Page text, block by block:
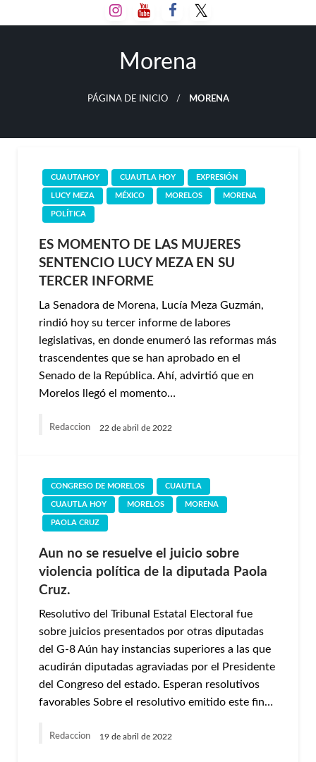
al
Morena
PÁGINA DE INICIO MORENA
CUAUTAHOY CUAUTLA HOY EXPRESIÓN
LUCY MEZA MÉXICO MORELOS MORENA
POLÍTICA
ES MOMENTO DE LAS MUJERES
SENTENCIO LUCY MEZA EN SU
TERCER INFORME
La Senadora de Morena, Lucía Meza Guzmán,
rindió hoy su tercer informe de labores
legislativas, en donde enumeró las reformas más
trascendentes que se han aprobado en el
Senado de la República. Ahí, advirtió que en
Morelos llegó el momento…
Redaccion 22 de abril de 2022
CONGRESO DE MORELOS CUAUTLA
CUAUTLA HOY MORELOS MORENA
PAOLA CRUZ
Aun no se resuelve el juicio sobre
violencia política de la diputada Paola
Cruz.
Resolutivo del Tribunal Estatal Electoral fue
sobre juicios presentados por otras diputadas
del G-8 Aún hay instancias superiores a las que
acudirán diputadas agraviadas por el Presidente
del Congreso del estado. Esperan resolutivos
favorables Sobre el resolutivo emitido este fin…
Redaccion 19 de abril de 2022